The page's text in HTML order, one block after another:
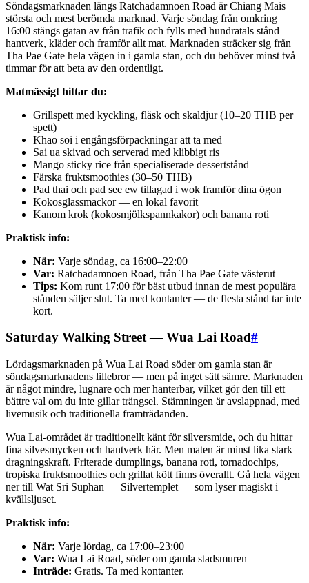
Söndagsmarknaden längs Ratchadamnoen Road är Chiang Mais
största och mest berömda marknad. Varje söndag från omkring
16:00 stängs gatan av från trafik och fylls med hundratals stånd —
hantverk, kläder och framför allt mat. Marknaden sträcker sig från
Tha Pae Gate hela vägen in i gamla stan, och du behöver minst två
timmar för att beta av den ordentligt.
Matmässigt hittar du:
Grillspett med kyckling, fläsk och skaldjur (10–20 THB per
spett)
Khao soi i engångsförpackningar att ta med
Sai ua skivad och serverad med klibbigt ris
Mango sticky rice från specialiserade dessertstånd
Färska fruktsmoothies (30–50 THB)
Pad thai och pad see ew tillagad i wok framför dina ögon
Kokosglassmackor — en lokal favorit
Kanom krok (kokosmjölkspannkakor) och banana roti
Praktisk info:
När: Varje söndag, ca 16:00–22:00
Var: Ratchadamnoen Road, från Tha Pae Gate västerut
Tips: Kom runt 17:00 för bäst utbud innan de mest populära
stånden säljer slut. Ta med kontanter — de flesta stånd tar inte
kort.
Saturday Walking Street — Wua Lai Road#
Lördagsmarknaden på Wua Lai Road söder om gamla stan är
söndagsmarknadens lillebror — men på inget sätt sämre. Marknaden
är något mindre, lugnare och mer hanterbar, vilket gör den till ett
bättre val om du inte gillar trängsel. Stämningen är avslappnad, med
livemusik och traditionella framträdanden.
Wua Lai-området är traditionellt känt för silversmide, och du hittar
fina silvesmycken och hantverk här. Men maten är minst lika stark
dragningskraft. Friterade dumplings, banana roti, tornadochips,
tropiska fruktsmoothies och grillat kött finns överallt. Gå hela vägen
ner till Wat Sri Suphan — Silvertemplet — som lyser magiskt i
kvällsljuset.
Praktisk info:
När: Varje lördag, ca 17:00–23:00
Var: Wua Lai Road, söder om gamla stadsmuren
Inträde: Gratis. Ta med kontanter.